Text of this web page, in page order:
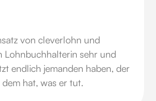
von cleverlohn und
Lohnbuchhalterin sehr und
endlich jemanden haben, der
hat, was er tut.